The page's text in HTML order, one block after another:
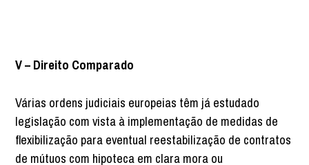
V – Direito Comparado
Várias ordens judiciais europeias têm já estudado
legislação com vista à implementação de medidas de
flexibilização para eventual reestabilização de contratos
de mútuos com hipoteca em clara mora ou